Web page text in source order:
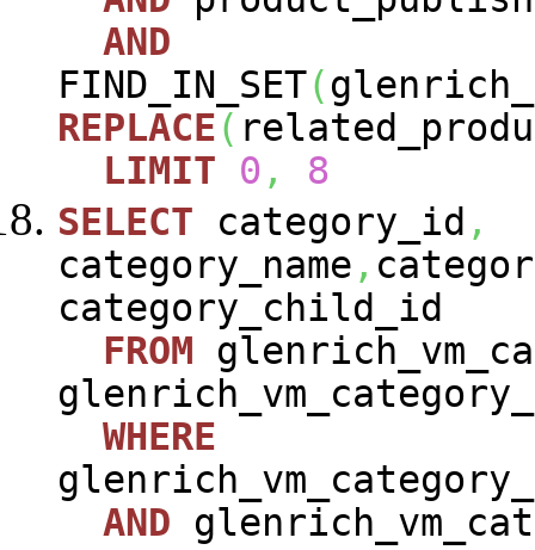
AND
FIND_IN_SET(
REPLACE(
LIMIT
0 ,
8
SELECT category_id ,
category_name ,
category_child_id
FROM
WHERE
AND